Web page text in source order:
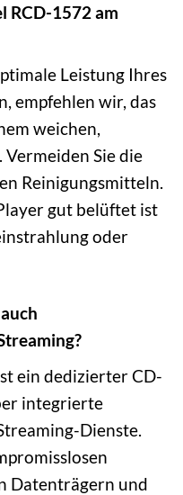
RCD-1572 am
Leistung Ihres
empfehlen wir, das
weichen,
Sie die
Reinigungsmitteln.
gut belüftet ist
oder
ein dedizierter CD-
integrierte
Dienste.
Datenträgern und